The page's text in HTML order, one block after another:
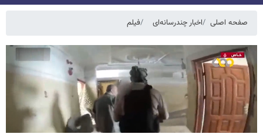
صفحه اصلی اخبار چندرسانه‌ای فیلم